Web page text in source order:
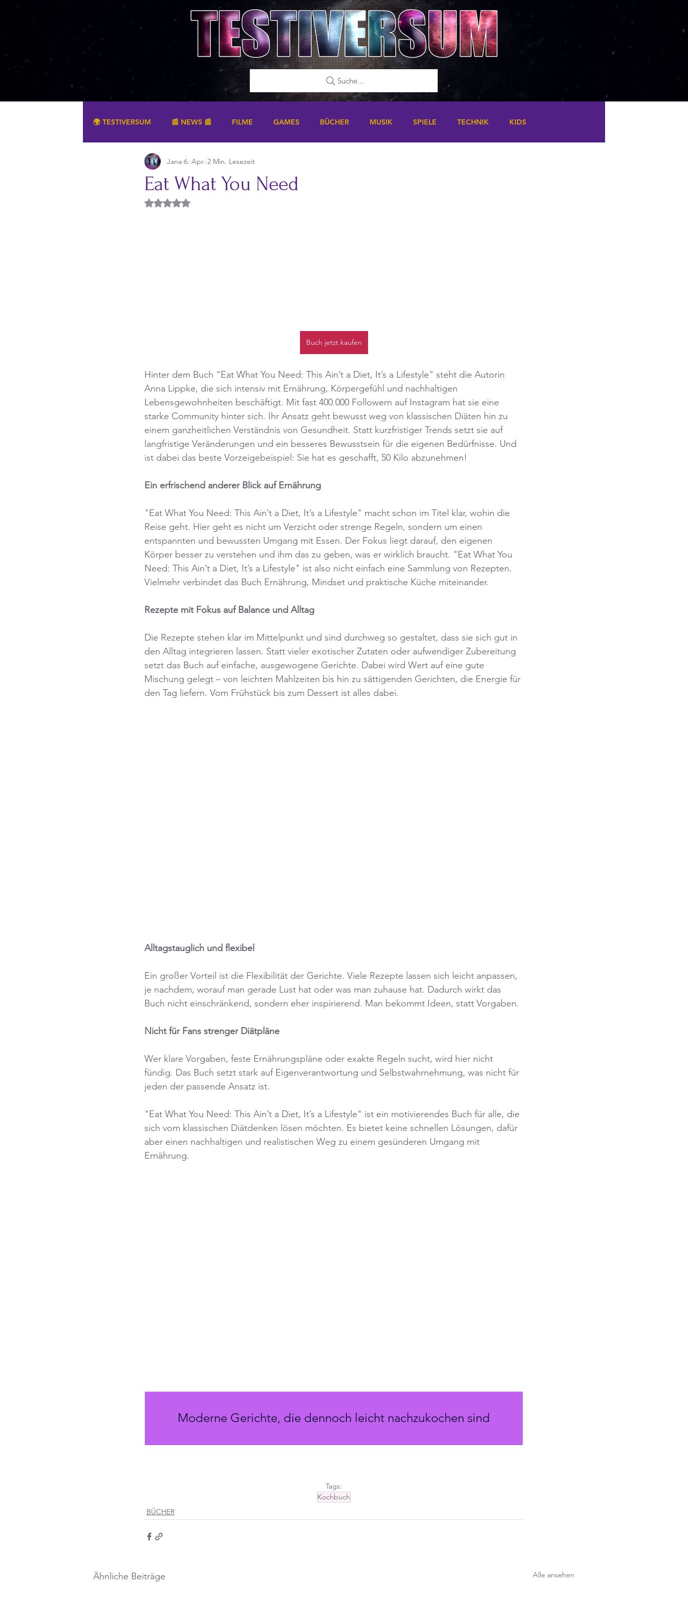
Suche...
🌍 TESTIVERSUM 📰 NEWS 📰 FILME GAMES BÜCHER MUSIK SPIELE TECHNIK KIDS
SONSTIGES
Eat What You Need
Jana 6. Apr. 2 Min. Lesezeit
Mit NaN von 5 Sternen bewertet.
Buch jetzt kaufen
Hinter dem Buch "Eat What You Need: This Ain’t a Diet, It’s a Lifestyle" steht die Autorin
Anna Lippke, die sich intensiv mit Ernährung, Körpergefühl und nachhaltigen
Lebensgewohnheiten beschäftigt. Mit fast 400.000 Followern auf Instagram hat sie eine
starke Community hinter sich. Ihr Ansatz geht bewusst weg von klassischen Diäten hin zu
einem ganzheitlichen Verständnis von Gesundheit. Statt kurzfristiger Trends setzt sie auf
langfristige Veränderungen und ein besseres Bewusstsein für die eigenen Bedürfnisse. Und
ist dabei das beste Vorzeigebeispiel: Sie hat es geschafft, 50 Kilo abzunehmen!
Ein erfrischend anderer Blick auf Ernährung
"Eat What You Need: This Ain’t a Diet, It’s a Lifestyle" macht schon im Titel klar, wohin die
Reise geht. Hier geht es nicht um Verzicht oder strenge Regeln, sondern um einen
entspannten und bewussten Umgang mit Essen. Der Fokus liegt darauf, den eigenen
Körper besser zu verstehen und ihm das zu geben, was er wirklich braucht. "Eat What You
Need: This Ain’t a Diet, It’s a Lifestyle" ist also nicht einfach eine Sammlung von Rezepten.
Vielmehr verbindet das Buch Ernährung, Mindset und praktische Küche miteinander.
Rezepte mit Fokus auf Balance und Alltag
Die Rezepte stehen klar im Mittelpunkt und sind durchweg so gestaltet, dass sie sich gut in
den Alltag integrieren lassen. Statt vieler exotischer Zutaten oder aufwendiger Zubereitung
setzt das Buch auf einfache, ausgewogene Gerichte. Dabei wird Wert auf eine gute
Mischung gelegt – von leichten Mahlzeiten bis hin zu sättigenden Gerichten, die Energie für
den Tag liefern. Vom Frühstück bis zum Dessert ist alles dabei.
Alltagstauglich und flexibel
Ein großer Vorteil ist die Flexibilität der Gerichte. Viele Rezepte lassen sich leicht anpassen,
je nachdem, worauf man gerade Lust hat oder was man zuhause hat. Dadurch wirkt das
Buch nicht einschränkend, sondern eher inspirierend. Man bekommt Ideen, statt Vorgaben.
Nicht für Fans strenger Diätpläne
Wer klare Vorgaben, feste Ernährungspläne oder exakte Regeln sucht, wird hier nicht
fündig. Das Buch setzt stark auf Eigenverantwortung und Selbstwahrnehmung, was nicht für
jeden der passende Ansatz ist.
"Eat What You Need: This Ain’t a Diet, It’s a Lifestyle" ist ein motivierendes Buch für alle, die
sich vom klassischen Diätdenken lösen möchten. Es bietet keine schnellen Lösungen, dafür
aber einen nachhaltigen und realistischen Weg zu einem gesünderen Umgang mit
Ernährung.
Moderne Gerichte, die dennoch leicht nachzukochen sind
Tags:
Kochbuch
BÜCHER
Ähnliche Beiträge Alle ansehen